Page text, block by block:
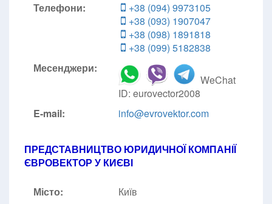
Телефони:
+38 (094) 9973105
+38 (093) 1907047
+38 (098) 1891818
+38 (099) 5182838
Месенджери:
WeChat
ID: eurovector2008
E-mail:
info@evrovektor.com
ПРЕДСТАВНИЦТВО ЮРИДИЧНОЇ КОМПАНІЇ
ЄВРОВЕКТОР У КИЄВІ
Місто:
Київ